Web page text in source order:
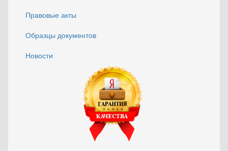
Правовые акты
Образцы документов
Новости